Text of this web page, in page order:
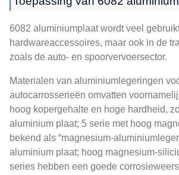
6082 aluminiumplaat wordt veel
hardwareaccessoires, maar ook in de
zoals de auto- en spoorvervoersector.
Materialen van aluminiumlegeringen
autocarrosserieën omvatten
hoog kopergehalte en hoge hardheid,
aluminium plaat; 5 serie met hoog
bekend als “magnesium-
aluminium plaat; hoog magnesium-
series hebben een goede